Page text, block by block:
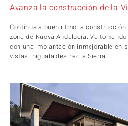
Avanza la construcción de la
Continua a buen ritmo la
zona de Nueva Andalucía. Va
con una implantación inmejorable en
vistas inigualables hacia Sierra